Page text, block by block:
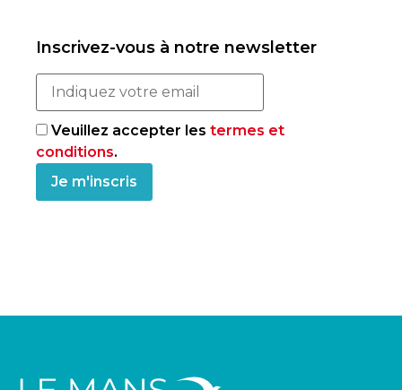
Inscrivez-vous à notre newsletter
Veuillez accepter les termes et
conditions.